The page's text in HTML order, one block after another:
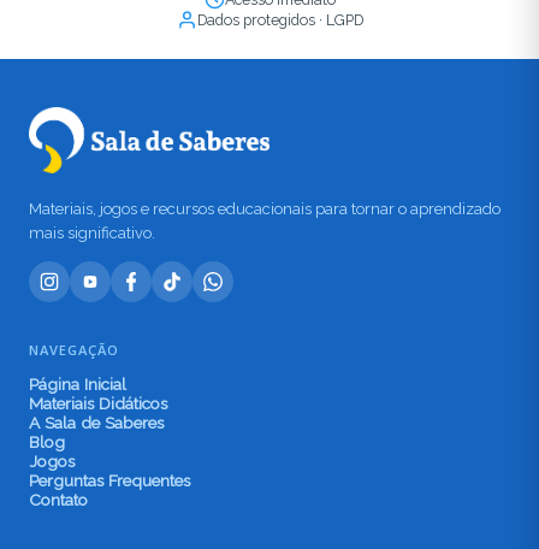
Dados protegidos · LGPD
Materiais, jogos e recursos educacionais para tornar o aprendizado
mais significativo.
NAVEGAÇÃO
Página Inicial
Materiais Didáticos
A Sala de Saberes
Blog
Jogos
Perguntas Frequentes
Contato